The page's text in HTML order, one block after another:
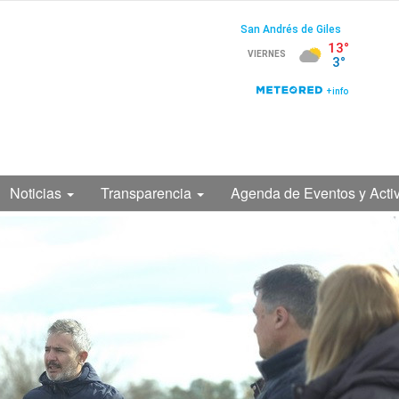
Noticias Transparencia Agenda de Eventos y